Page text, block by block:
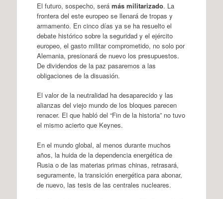
El futuro, sospecho, será más militarizado. La
frontera del este europeo se llenará de tropas y
armamento. En cinco días ya se ha resuelto el
debate histórico sobre la seguridad y el ejército
europeo, el gasto militar comprometido, no solo por
Alemania, presionará de nuevo los presupuestos.
De dividendos de la paz pasaremos a las
obligaciones de la disuasión.
El valor de la neutralidad ha desaparecido y las
alianzas del viejo mundo de los bloques parecen
renacer. El que habló del “Fin de la historia” no tuvo
el mismo acierto que Keynes.
En el mundo global, al menos durante muchos
años, la huida de la dependencia energética de
Rusia o de las materias primas chinas, retrasará,
seguramente, la transición energética para abonar,
de nuevo, las tesis de las centrales nucleares.